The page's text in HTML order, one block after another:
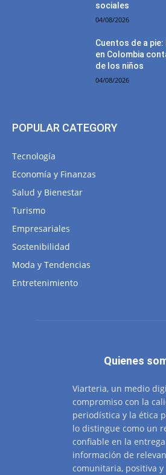
sociales
04/08/2026
Cuentos de a
en Colombia
de los niños
04/08/2026
POPULAR CATEGORY
Tecnología
Economía y Finanzas
Salud y Bienestar
Turismo
Empresariales
Sostenibilidad
Moda y Tendencias
Entretenimiento
Quienes
Viarteria, un medio
compromiso con la
periodística y la ética
lo distingue como un
confiable en la
información de
comunitaria, positiva y